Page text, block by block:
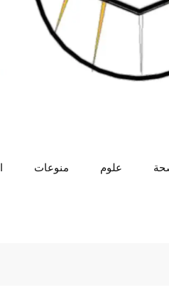
علوم منوعات